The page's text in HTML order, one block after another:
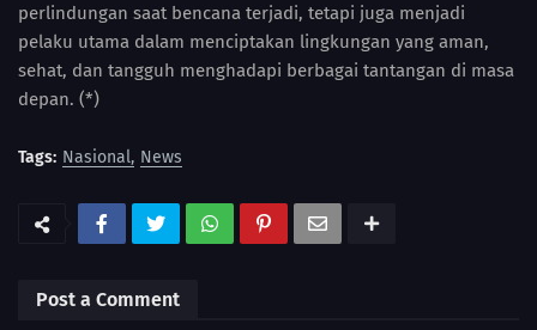
perlindungan saat bencana terjadi, tetapi juga menjadi
pelaku utama dalam menciptakan lingkungan yang aman,
sehat, dan tangguh menghadapi berbagai tantangan di masa
depan. (*)
Tags: Nasional News
Post a Comment